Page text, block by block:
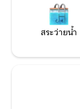
สระว่ายน้ำ